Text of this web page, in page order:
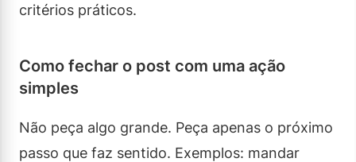
critérios práticos.
Como fechar o post com uma ação
simples
Não peça algo grande. Peça apenas o próximo
passo que faz sentido. Exemplos: mandar